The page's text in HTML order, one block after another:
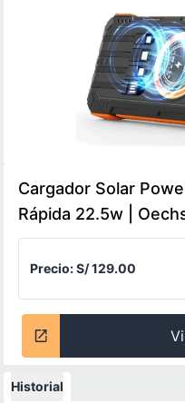
Cargador Solar
Rápida 22.5w |
Precio:S/ 129.00
Historial